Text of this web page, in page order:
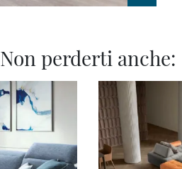
Non perderti anche: